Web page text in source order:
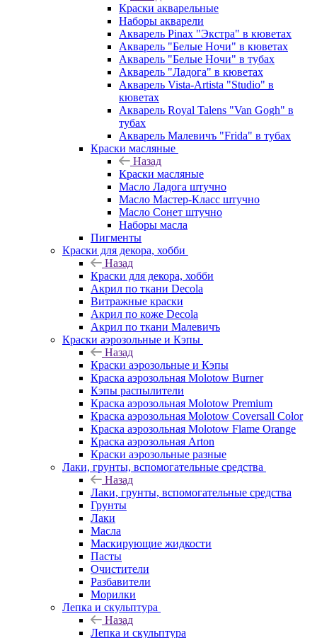
Краски акварельные
Наборы акварели
Акварель Pinax "Экстра" в кюветах
Акварель "Белые Ночи" в кюветах
Акварель "Белые Ночи" в тубах
Акварель "Ладога" в кюветах
Акварель Vista-Artista "Studio" в
кюветах
Акварель Royal Talens "Van Gogh" в
тубах
Акварель Малевичъ "Frida" в тубах
Краски масляные
Назад
Краски масляные
Масло Ладога штучно
Масло Мастер-Класс штучно
Масло Сонет штучно
Наборы масла
Пигменты
Краски для декора, хобби
Назад
Краски для декора, хобби
Акрил по ткани Decola
Витражные краски
Акрил по коже Decola
Акрил по ткани Малевичъ
Краски аэрозольные и Кэпы
Назад
Краски аэрозольные и Кэпы
Краска аэрозольная Molotow Burner
Кэпы распылители
Краска аэрозольная Molotow Premium
Краска аэрозольная Molotow Coversall Color
Краска аэрозольная Molotow Flame Orange
Краска аэрозольная Arton
Краски аэрозольные разные
Лаки, грунты, вспомогательные средства
Назад
Лаки, грунты, вспомогательные средства
Грунты
Лаки
Масла
Маскирующие жидкости
Пасты
Очистители
Разбавители
Морилки
Лепка и скульптура
Назад
Лепка и скульптура